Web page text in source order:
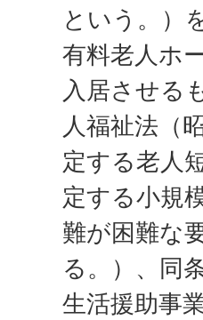
という。）
有料老人ホ
入居させる
人福祉法（
定する老人
定する小規
難が困難な
る。）、同
生活援助事